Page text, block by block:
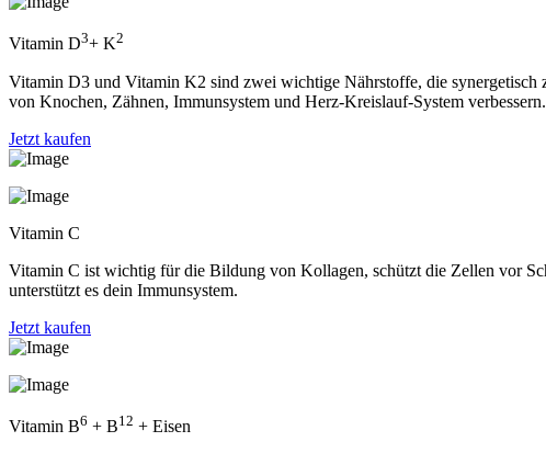
Vitamin D3+ K2
Vitamin D3 und Vitamin K2 sind zwei wichtige Nährstoffe, die synergetisch
von Knochen, Zähnen, Immunsystem und Herz-Kreislauf-System verbessern.
Jetzt kaufen
Vitamin C
Vitamin C ist wichtig für die Bildung von Kollagen, schützt die Zellen vor
unterstützt es dein Immunsystem.
Jetzt kaufen
Vitamin B6 + B12 + Eisen